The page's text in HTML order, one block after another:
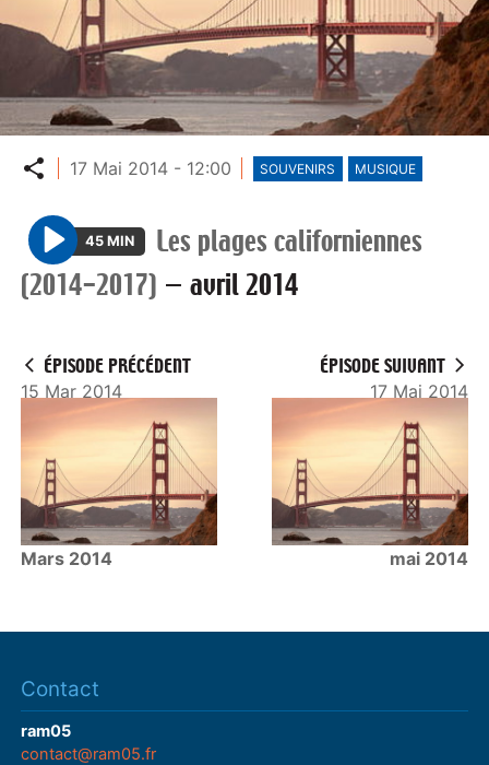
Partager
17 Mai 2014 - 12:00 SOUVENIRS MUSIQUE
P
l
45 MIN
Les plages californiennes
(2014-2017) —avril 2014
ÉPISODE PRÉCÉDENT
15 Mar 2014
Mars 2014
ÉPISODE SUIVANT
17 Mai 2014
mai 2014
Contact
ram05
contact@ram05.fr